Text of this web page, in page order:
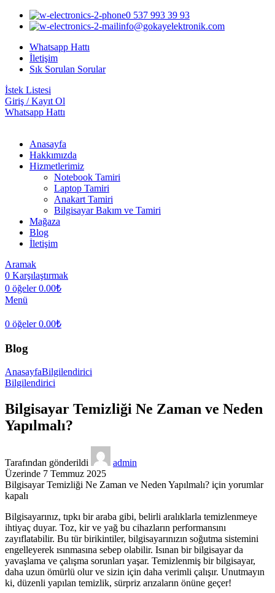
0 537 993 39 93
info@gokayelektronik.com
Whatsapp Hattı
İletişim
Sık Sorulan Sorular
İstek Listesi
Giriş / Kayıt Ol
Whatsapp Hattı
Anasayfa
Hakkımızda
Hizmetlerimiz
Notebook Tamiri
Laptop Tamiri
Anakart Tamiri
Bilgisayar Bakım ve Tamiri
Mağaza
Blog
İletişim
Aramak
0 Karşılaştırmak
0 öğeler 0.00₺
Menü
0 öğeler 0.00₺
Blog
AnasayfaBilgilendirici
Bilgilendirici
Bilgisayar Temizliği Ne Zaman ve Neden
Yapılmalı?
Tarafından gönderildi
admin
Üzerinde 7 Temmuz 2025
Bilgisayar Temizliği Ne Zaman ve Neden Yapılmalı? için yorumlar
kapalı
Bilgisayarınız, tıpkı bir araba gibi, belirli aralıklarla temizlenmeye
ihtiyaç duyar. Toz, kir ve yağ bu cihazların performansını
zayıflatabilir. Bu tür birikintiler, bilgisayarınızın soğutma sistemini
engelleyerek ısınmasına sebep olabilir. Isınan bir bilgisayar da
yavaşlama ve çalışma sorunları yaşar. Temizlenmiş bir bilgisayar,
daha uzun ömürlü olur ve sizin için daha verimli çalışır. Unutmayın
ki, düzenli yapılan temizlik, sürpriz arızaların önüne geçer!